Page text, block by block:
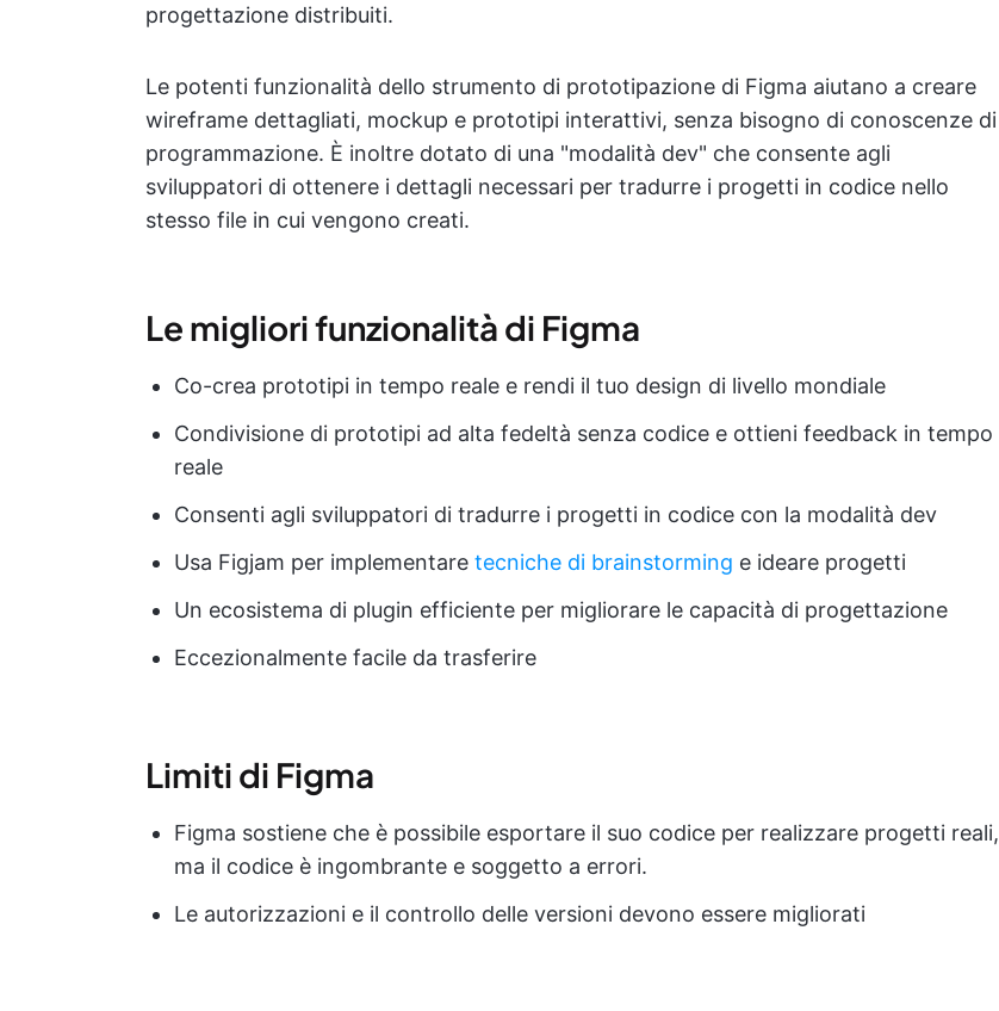
progettazione distribuiti.
Le potenti funzionalità dello strumento di prototipazione di Figma aiutano a creare
wireframe dettagliati, mockup e prototipi interattivi, senza bisogno di conoscenze di
programmazione. È inoltre dotato di una "modalità dev" che consente agli
sviluppatori di ottenere i dettagli necessari per tradurre i progetti in codice nello
stesso file in cui vengono creati.
Le migliori funzionalità di Figma
Co-crea prototipi in tempo reale e rendi il tuo design di livello mondiale
Condivisione di prototipi ad alta fedeltà senza codice e ottieni feedback in tempo
reale
Consenti agli sviluppatori di tradurre i progetti in codice con la modalità dev
Usa Figjam per implementare tecniche di brainstorming e ideare progetti
Un ecosistema di plugin efficiente per migliorare le capacità di progettazione
Eccezionalmente facile da trasferire
Limiti di Figma
Figma sostiene che è possibile esportare il suo codice per realizzare progetti reali,
ma il codice è ingombrante e soggetto a errori.
Le autorizzazioni e il controllo delle versioni devono essere migliorati